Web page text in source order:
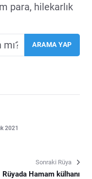
para, hilekarlık
2021
Sonraki Rüya
Rüyada Hamam külhanı